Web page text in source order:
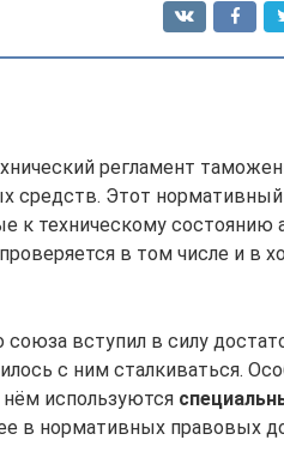
регламент
средств. Этот
к техническому состоянию
в том числе и в
вступил в силу
с ним сталкиваться.
используются
в нормативных правовых